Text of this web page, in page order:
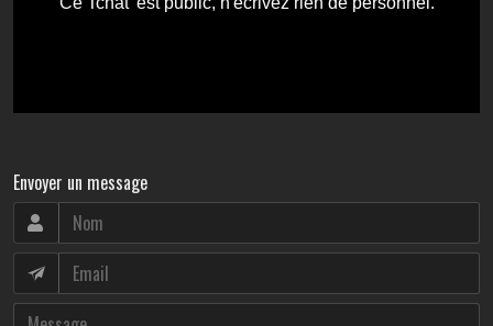
Envoyer un message